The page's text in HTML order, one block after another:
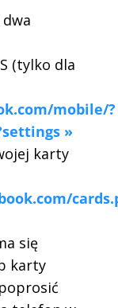
(tylko dla
mobile/?
»
karty
się
karty